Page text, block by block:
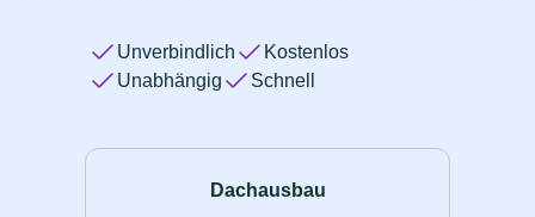
Unverbindlich
Kostenlos
Unabhängig
Schnell
Dachausbau